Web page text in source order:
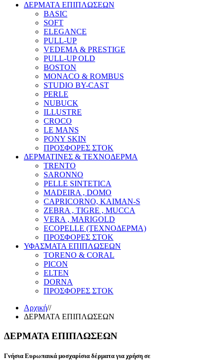
ΔΕΡΜΑΤΑ ΕΠΙΠΛΩΣΕΩΝ
BASIC
SOFT
ELEGANCE
PULL-UP
VEDEMA & PRESTIGE
PULL-UP OLD
BOSTON
MONACO & ROMBUS
STUDIO BY-CAST
PERLE
NUBUCK
ILLUSTRE
CROCO
LE MANS
PONY SKIN
ΠΡΟΣΦΟΡΕΣ ΣΤΟΚ
ΔΕΡΜΑΤΙΝΕΣ & ΤΕΧΝΟΔΕΡΜΑ
TRENTO
SARONNO
PELLE SINTETICA
MADEIRA , DOMO
CAPRICORNO, KAIMAN-S
ZEBRA , TIGRE , MUCCA
VERA , MARIGOLD
ECOPELLE (ΤΕΧΝΟΔΕΡΜΑ)
ΠΡΟΣΦΟΡΕΣ ΣΤΟΚ
ΥΦΑΣΜΑΤΑ ΕΠΙΠΛΩΣΕΩΝ
TORENO & CORAL
PICON
ELTEN
DORNA
ΠΡΟΣΦΟΡΕΣ ΣΤΟΚ
Αρχική//
ΔΕΡΜΑΤΑ ΕΠΙΠΛΩΣΕΩΝ
ΔΕΡΜΑΤΑ ΕΠΙΠΛΩΣΕΩΝ
Γνήσια Ευρωπαικά μοσχαρίσια δέρματα για χρήση σε